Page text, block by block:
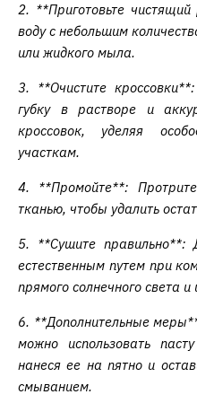
2. **Приготовьте
воду с небольшим
или жидкого мыла.
3. **Очистите
губку в растворе и
кроссовок, уделяя
участкам.
4. **Промойте**:
тканью, чтобы удалить
5. **Сушите правильно**:
естественным путем при
прямого солнечного света и
6. **Дополнительные
можно использовать
нанеся ее на пятно и
смыванием.